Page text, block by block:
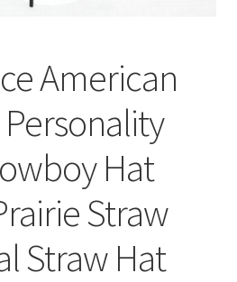
American
Hat
Straw
Straw Hat